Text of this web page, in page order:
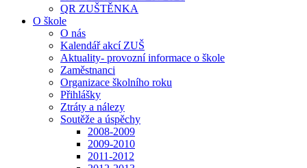
QR ZUŠTĚNKA
O škole
O nás
Kalendář akcí ZUŠ
Aktuality- provozní informace o škole
Zaměstnanci
Organizace školního roku
Přihlášky
Ztráty a nálezy
Soutěže a úspěchy
2008-2009
2009-2010
2011-2012